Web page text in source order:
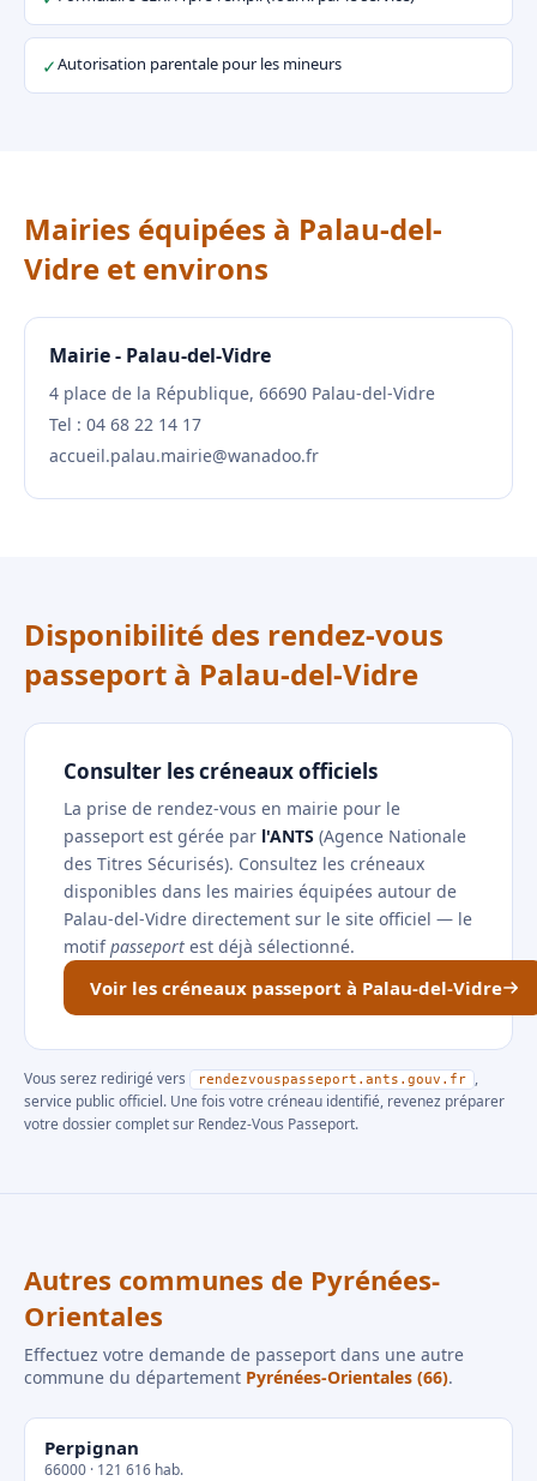
✓Autorisation parentale pour les mineurs
Mairies équipées à Palau-del-
Vidre et environs
Mairie - Palau-del-Vidre
4 place de la République, 66690 Palau-del-Vidre
Tel : 04 68 22 14 17
accueil.palau.mairie@wanadoo.fr
Disponibilité des rendez-vous
passeport à Palau-del-Vidre
Consulter les créneaux officiels
La prise de rendez-vous en mairie pour le
passeport est gérée par l'ANTS (Agence Nationale
des Titres Sécurisés). Consultez les créneaux
disponibles dans les mairies équipées autour de
Palau-del-Vidre directement sur le site officiel — le
motifpasseport est déjà sélectionné.
Voir les créneaux passeport à Palau-del-Vidre
Vous serez redirigé vers rendezvouspasseport.ants.gouv.fr
,
service public officiel. Une fois votre créneau identifié, revenez préparer
votre dossier complet sur Rendez-Vous Passeport.
Autres communes de Pyrénées-
Orientales
Effectuez votre demande de passeport dans une autre
commune du département Pyrénées-Orientales (66).
Perpignan
66000 · 121 616 hab.